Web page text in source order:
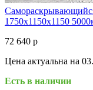
1750х1150х1150
72 640 р
Цена актуальна на
Есть в наличии